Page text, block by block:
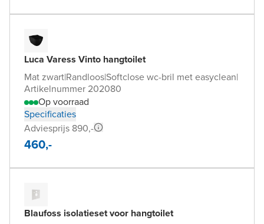
Luca Varess Vinto hangtoilet
Mat zwart|Randloos|Softclose wc-bril met easyclean|
Artikelnummer 202080
Op voorraad
Specificaties
Adviesprijs 890,-
460,-
Blaufoss isolatieset voor hangtoilet